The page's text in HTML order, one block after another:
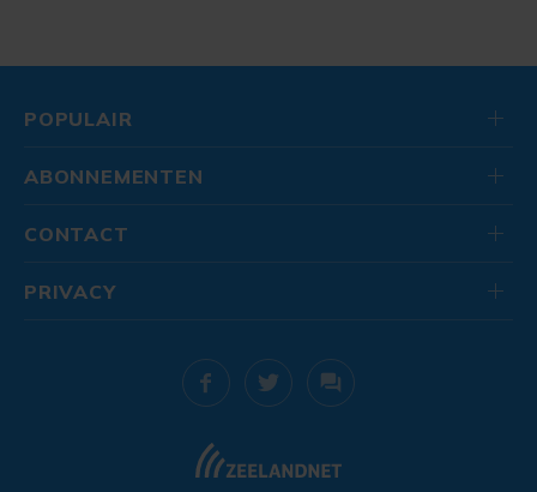
POPULAIR
ABONNEMENTEN
CONTACT
PRIVACY